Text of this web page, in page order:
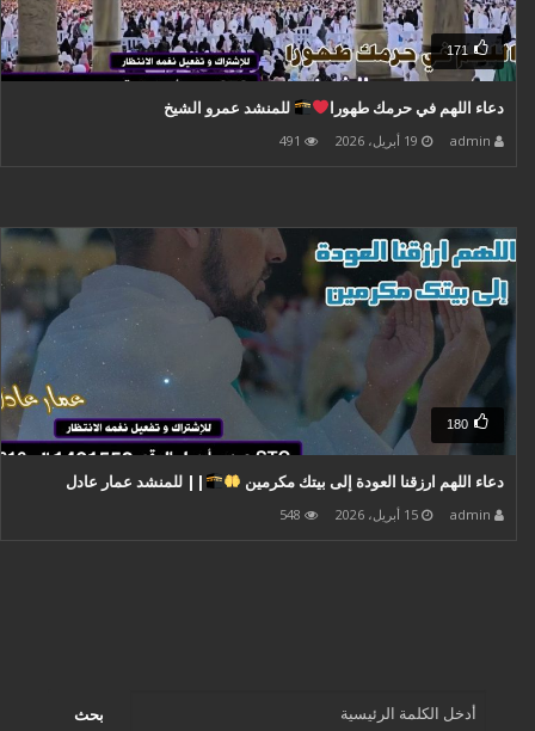
171
دعاء اللهم في حرمك طهورا للمنشد عمرو الشيخ
admin 19 أبريل، 2026 491
180
دعاء اللهم ارزقنا العودة إلى بيتك مكرمين || للمنشد عمار عادل
admin 15 أبريل، 2026 548